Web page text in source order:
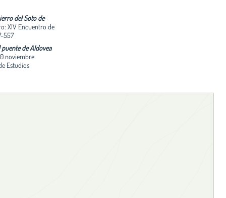
del Soto de
XIV Encuentro de
557
de Aldovea
noviembre
Estudios